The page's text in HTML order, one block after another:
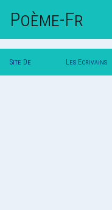
Poème-Fr
Site De Les Ecrivains